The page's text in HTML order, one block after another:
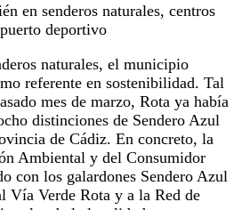
en senderos naturales, centros
deportivo
naturales, el municipio
referente en sostenibilidad. Tal
mes de marzo, Rota ya había
distinciones de Sendero Azul
de Cádiz. En concreto, la
Ambiental y del Consumidor
con los galardones Sendero Azul
Vía Verde Rota y a la Red de